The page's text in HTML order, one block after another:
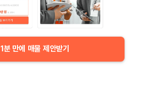
1분 만에 매물 제안받기